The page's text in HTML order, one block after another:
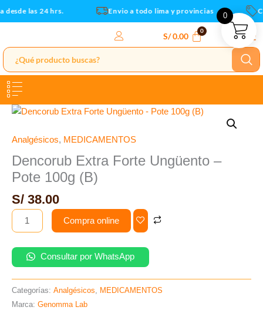
al
las 24 hrs. Envio a todo lima y provincias
S/0.00
Analgésicos, MEDICAMENTOS
Dencorub Extra Forte Ungüento –
Pote 100g (B)
S/ 38.00
Dencorub
Forte
-
Pote
100g
(B)
cantidad
Compra online
Consultar por WhatsApp
Categorías: Analgésicos
MEDICAMENTOS
Marca: Genomma Lab
0
100g
cantidad